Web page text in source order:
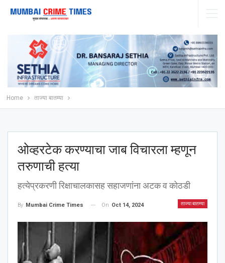
Home ताज्या बातम्या
ओव्हरटेक करण्याचा जाब विचारला म्हणून
तरुणाची हत्या
हत्येप्रकरणी रिक्षाचालकासह सहाजणांना अटक व कोठडी
ताज्या बातम्या
By Mumbai Crime Times On Oct 14, 2024